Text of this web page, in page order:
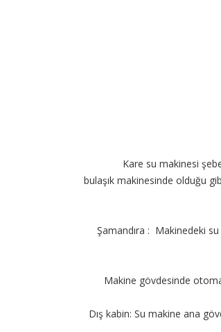
Kare su makinesi
bulaşık makinesinde olduğu
Şamandıra : Makinedeki
Makine gövdesinde
Dış kabin: Su makine ana